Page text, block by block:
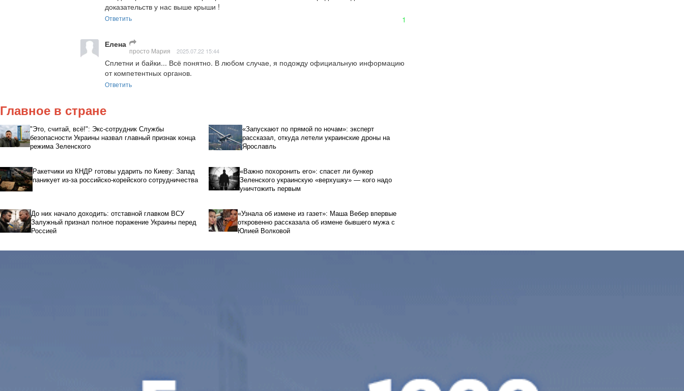
доказательств у нас выше крыши !
Ответить 1
Елена
просто Мария 2025.07.22 15:44
Сплетни и байки... Всё понятно. В любом случае, я подожду официальную информацию
от компетентных органов.
Ответить
Главное в стране
"Это, считай, всё!": Экс-сотрудник Службы
безопасности Украины назвал главный признак конца
режима Зеленского
«Запускают по прямой по ночам»: эксперт
рассказал, откуда летели украинские дроны на
Ярославль
Ракетчики из КНДР готовы ударить по Киеву: Запад
паникует из-за российско-корейского сотрудничества
«Важно похоронить его»: спасет ли бункер
Зеленского украинскую «верхушку» — кого надо
уничтожить первым
До них начало доходить: отставной главком ВСУ
Залужный признал полное поражение Украины перед
Россией
«Узнала об измене из газет»: Маша Вебер впервые
откровенно рассказала об измене бывшего мужа с
Юлией Волковой